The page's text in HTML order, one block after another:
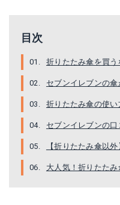
目次
折りたたみ傘を買う
セブンイレブンの
折りたたみ傘の使い
セブンイレブンの
【折りたたみ傘以
大人気！折りたたみ